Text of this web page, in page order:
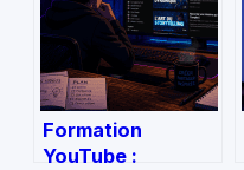
Formation
YouTube :